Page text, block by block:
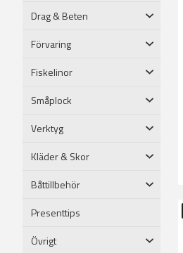
Drag & Beten
Förvaring
Fiskelinor
Småplock
Verktyg
Kläder & Skor
Båttillbehör
Presenttips
Övrigt